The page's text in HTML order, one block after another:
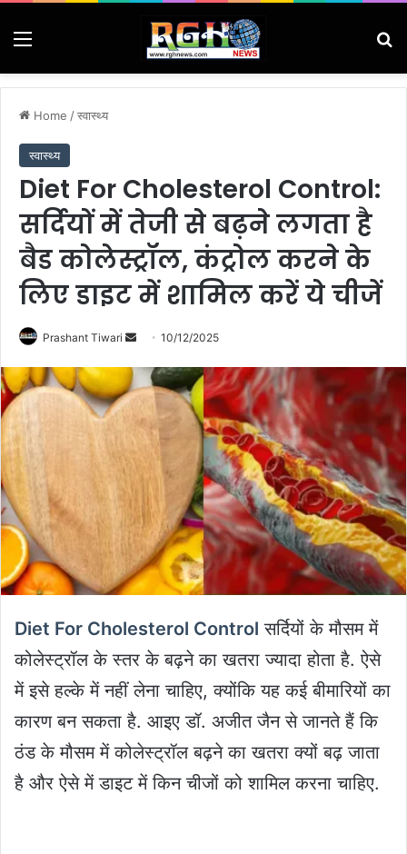
Menu
Home /स्वास्थ्य
स्वास्थ्य
Diet For Cholesterol Control:
सर्दियों में तेजी से बढ़ने लगता है
बैड कोलेस्ट्रॉल, कंट्रोल करने के
लिए डाइट में शामिल करें ये चीजें
Prashant Tiwari
Send
email
10/12/2025
Diet For Cholesterol Control सर्दियों के मौसम में
कोलेस्ट्रॉल के स्तर के बढ़ने का खतरा ज्यादा होता है. ऐसे
में इसे हल्के में नहीं लेना चाहिए, क्योंकि यह कई बीमारियों का
कारण बन सकता है. आइए डॉ. अजीत जैन से जानते हैं कि
ठंड के मौसम में कोलेस्ट्रॉल बढ़ने का खतरा क्यों बढ़ जाता
है और ऐसे में डाइट में किन चीजों को शामिल करना चाहिए.